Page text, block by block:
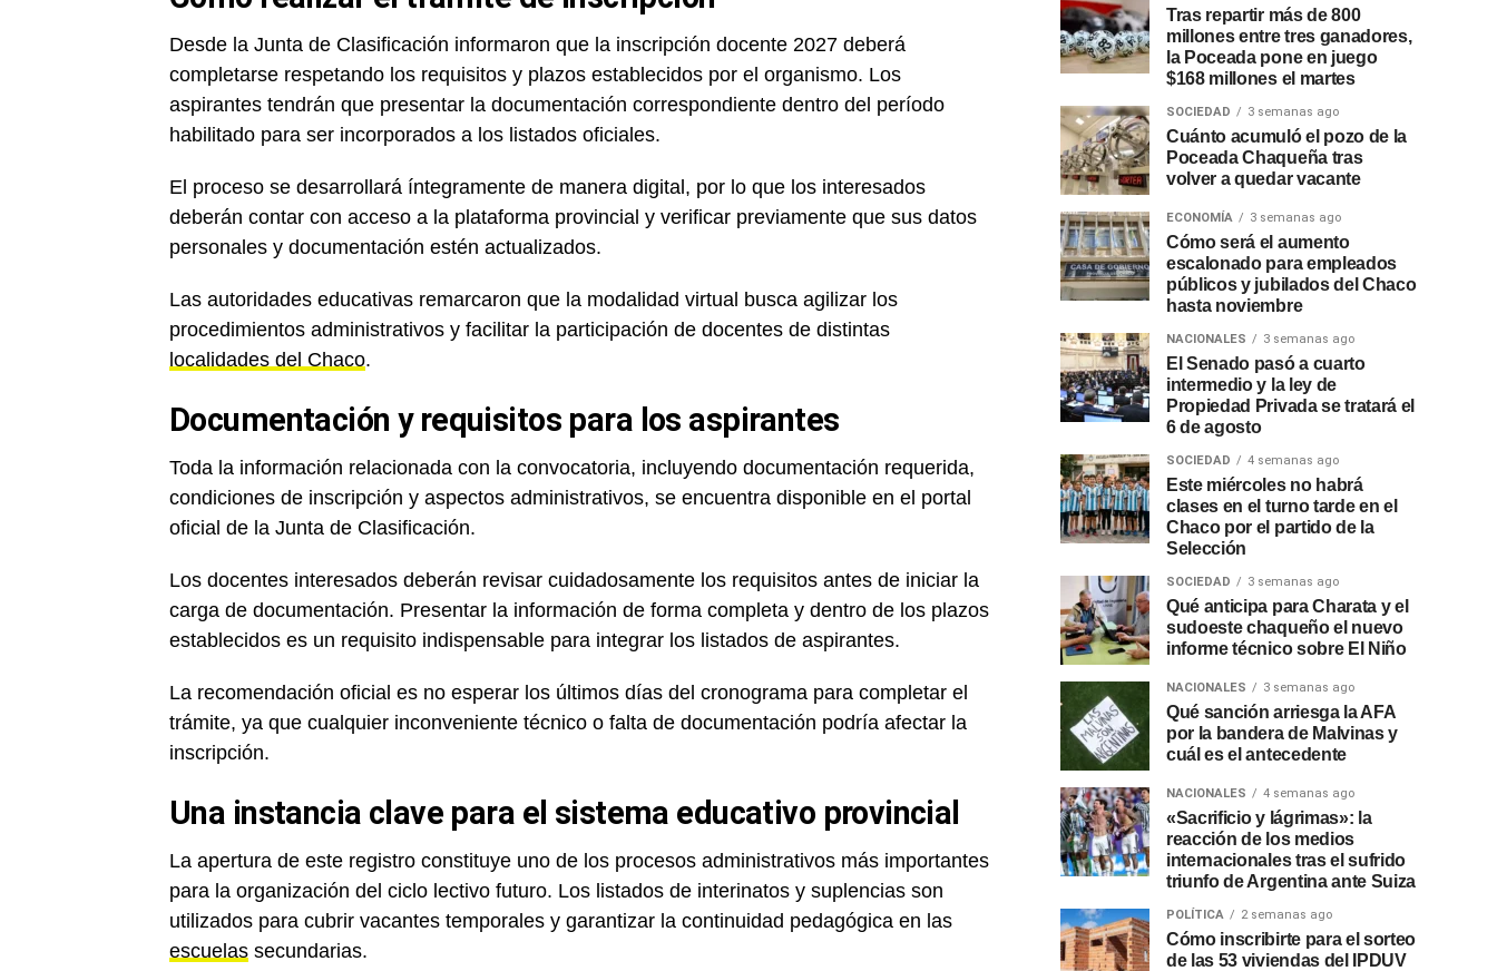
Desde la Junta de Clasificación informaron que la inscripción docente 2027 deberá
completarse respetando los requisitos y plazos establecidos por el organismo. Los
aspirantes tendrán que presentar la documentación correspondiente dentro del período
habilitado para ser incorporados a los listados oficiales.
El proceso se desarrollará íntegramente de manera digital, por lo que los interesados
deberán contar con acceso a la plataforma provincial y verificar previamente que sus datos
personales y documentación estén actualizados.
Las autoridades educativas remarcaron que la modalidad virtual busca agilizar los
procedimientos administrativos y facilitar la participación de docentes de distintas
localidades del Chaco.
Documentación y requisitos para los aspirantes
Toda la información relacionada con la convocatoria, incluyendo documentación requerida,
condiciones de inscripción y aspectos administrativos, se encuentra disponible en el portal
oficial de la Junta de Clasificación.
Los docentes interesados deberán revisar cuidadosamente los requisitos antes de iniciar la
carga de documentación. Presentar la información de forma completa y dentro de los plazos
establecidos es un requisito indispensable para integrar los listados de aspirantes.
La recomendación oficial es no esperar los últimos días del cronograma para completar el
trámite, ya que cualquier inconveniente técnico o falta de documentación podría afectar la
inscripción.
Una instancia clave para el sistema educativo provincial
La apertura de este registro constituye uno de los procesos administrativos más importantes
para la organización del ciclo lectivo futuro. Los listados de interinatos y suplencias son
utilizados para cubrir vacantes temporales y garantizar la continuidad pedagógica en las
escuelas secundarias.
Tras repartir más de 800
millones entre tres ganadores,
la Poceada pone en juego
$168 millones el martes
SOCIEDAD 3 semanas ago
Cuánto acumuló el pozo de la
Poceada Chaqueña tras
volver a quedar vacante
ECONOMÍA 3 semanas ago
Cómo será el aumento
escalonado para empleados
públicos y jubilados del Chaco
hasta noviembre
NACIONALES 3 semanas ago
El Senado pasó a cuarto
intermedio y la ley de
Propiedad Privada se tratará el
6 de agosto
SOCIEDAD 4 semanas ago
Este miércoles no habrá
clases en el turno tarde en el
Chaco por el partido de la
Selección
SOCIEDAD 3 semanas ago
Qué anticipa para Charata y el
sudoeste chaqueño el nuevo
informe técnico sobre El Niño
NACIONALES 3 semanas ago
Qué sanción arriesga la AFA
por la bandera de Malvinas y
cuál es el antecedente
NACIONALES 4 semanas ago
«Sacrificio y lágrimas»: la
reacción de los medios
internacionales tras el sufrido
triunfo de Argentina ante Suiza
POLÍTICA 2 semanas ago
Cómo inscribirte para el sorteo
de las 53 viviendas del IPDUV